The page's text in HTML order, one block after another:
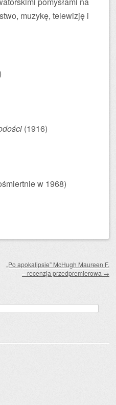
muzykę, telewizję i
(1916)
w 1968)
„Po apokalipsie” McHugh Maureen F.
– recenzja przedpremierowa →